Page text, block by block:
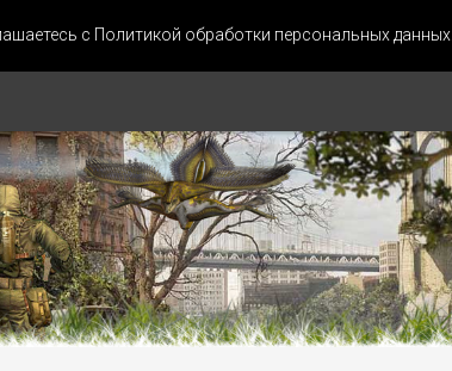
с Политикой обработки персональных данных.